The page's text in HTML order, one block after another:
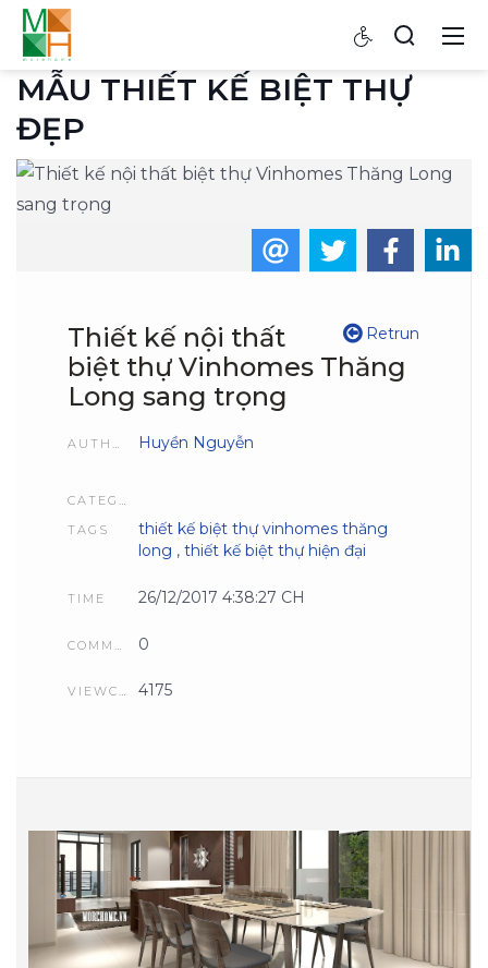
MẪU THIẾT KẾ BIỆT THỰ
ĐẸP
Retrun
Thiết kế nội thất
biệt thự Vinhomes Thăng
Long sang trọng
Huyền Nguyễn
TAGS
thiết kế biệt thự vinhomes thăng
long , thiết kế biệt thự hiện đại
TIME 26/12/2017 4:38:27 CH
0
VIEWCOUNT 4175